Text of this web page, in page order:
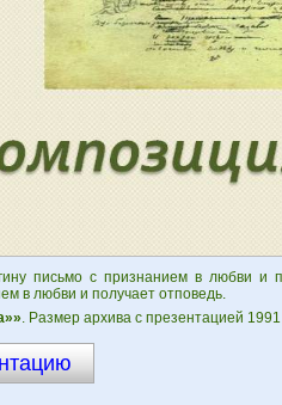
письмо с признанием в любви и
в любви и получает отповедь.
. Размер архива с презентацией